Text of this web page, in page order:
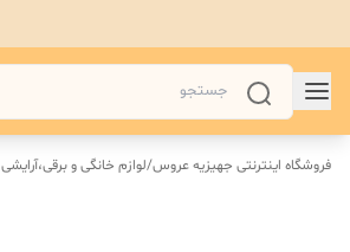
فروشگاه اینترنتی جهیزیه عروس/لوازم خانگی و برقی،آرایشی